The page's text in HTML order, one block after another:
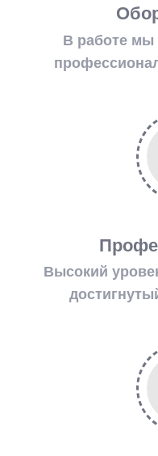
В работе мы
Высокий